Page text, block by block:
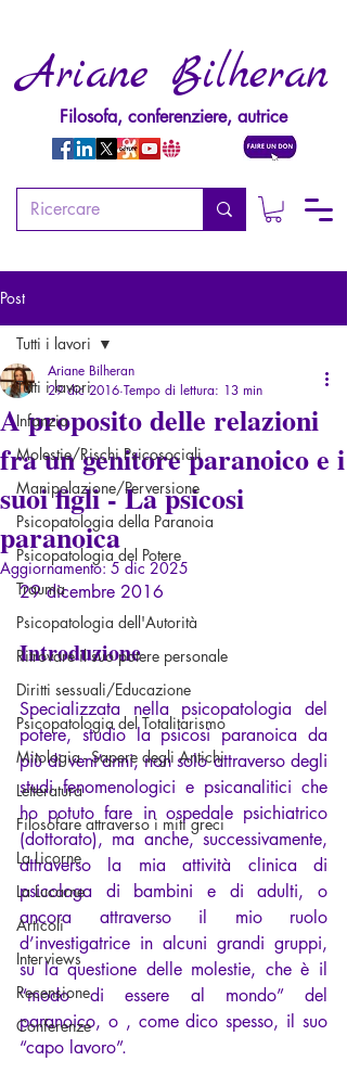
Ariane Bilheran
Filosofa, conferenziere, autrice
Post
Tutti i lavori
Infanzia
Molestie/Rischi Psicosociali
Manipolazione/Perversione
Psicopatologia della Paranoia
Psicopatologia del Potere
Trauma
Psicopatologia dell'Autorità
Ritrovare il suo potere personale
Diritti sessuali/Educazione
Psicopatologia del Totalitarismo
Mitologia - Sapere degli Antichi
Letteratura
Filosofare attraverso i miti greci
La Licorne
La Lucarne
Articoli
Interviews
Recensione
Conferenze
Tutti i lavori
A proposito delle relazioni
fra un genitore paranoico e i
suoi figli - La psicosi
paranoica
Ariane Bilheran
29 dic 2016 Tempo di lettura: 13 min
Aggiornamento:5 dic 2025
29 dicembre 2016
Introduzione
Specializzata nella psicopatologia del
potere, studio la psicosi paranoica da
più di vent’anni, non solo attraverso degli
studi fenomenologici e psicanalitici che
ho potuto fare in ospedale psichiatrico
(dottorato), ma anche, successivamente,
attraverso la mia attività clinica di
psicologa di bambini e di adulti, o
ancora attraverso il mio ruolo
d’investigatrice in alcuni grandi gruppi,
su la questione delle molestie, che è il
“modo di essere al mondo” del
paranoico, o , come dico spesso, il suo
“capo lavoro”.